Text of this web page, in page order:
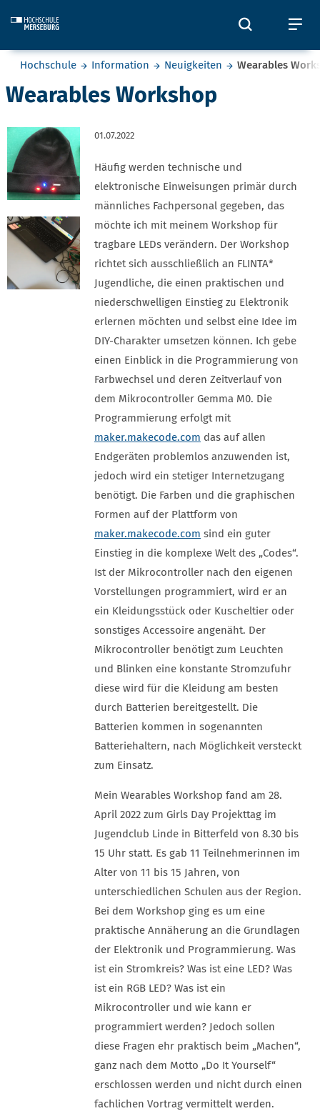
Öffnet
Sie befinden sich hier:
Hochschule Information Neuigkeiten Wearables
Wearables Workshop
01.07.2022
Häufig werden technische und
elektronische Einweisungen primär durch
männliches Fachpersonal gegeben, das
möchte ich mit meinem Workshop für
tragbare LEDs verändern. Der Workshop
richtet sich ausschließlich an FLINTA*
Jugendliche, die einen praktischen und
niederschwelligen Einstieg zu Elektronik
erlernen möchten und selbst eine Idee im
DIY-Charakter umsetzen können. Ich gebe
einen Einblick in die Programmierung von
Farbwechsel und deren Zeitverlauf von
dem Mikrocontroller Gemma M0. Die
Programmierung erfolgt mit
maker.makecode.com das auf allen
Endgeräten problemlos anzuwenden ist,
jedoch wird ein stetiger Internetzugang
benötigt. Die Farben und die graphischen
Formen auf der Plattform von
maker.makecode.com sind ein guter
Einstieg in die komplexe Welt des „Codes“.
Ist der Mikrocontroller nach den eigenen
Vorstellungen programmiert, wird er an
ein Kleidungsstück oder Kuscheltier oder
sonstiges Accessoire angenäht. Der
Mikrocontroller benötigt zum Leuchten
und Blinken eine konstante Stromzufuhr
diese wird für die Kleidung am besten
durch Batterien bereitgestellt. Die
Batterien kommen in sogenannten
Batteriehaltern, nach Möglichkeit versteckt
zum Einsatz.
Mein Wearables Workshop fand am 28.
April 2022 zum Girls Day Projekttag im
Jugendclub Linde in Bitterfeld von 8.30 bis
15 Uhr statt. Es gab 11 Teilnehmerinnen im
Alter von 11 bis 15 Jahren, von
unterschiedlichen Schulen aus der Region.
Bei dem Workshop ging es um eine
praktische Annäherung an die Grundlagen
der Elektronik und Programmierung. Was
ist ein Stromkreis? Was ist eine LED? Was
ist ein RGB LED? Was ist ein
Mikrocontroller und wie kann er
programmiert werden? Jedoch sollen
diese Fragen ehr praktisch beim „Machen“,
ganz nach dem Motto „Do It Yourself“
erschlossen werden und nicht durch einen
fachlichen Vortrag vermittelt werden.